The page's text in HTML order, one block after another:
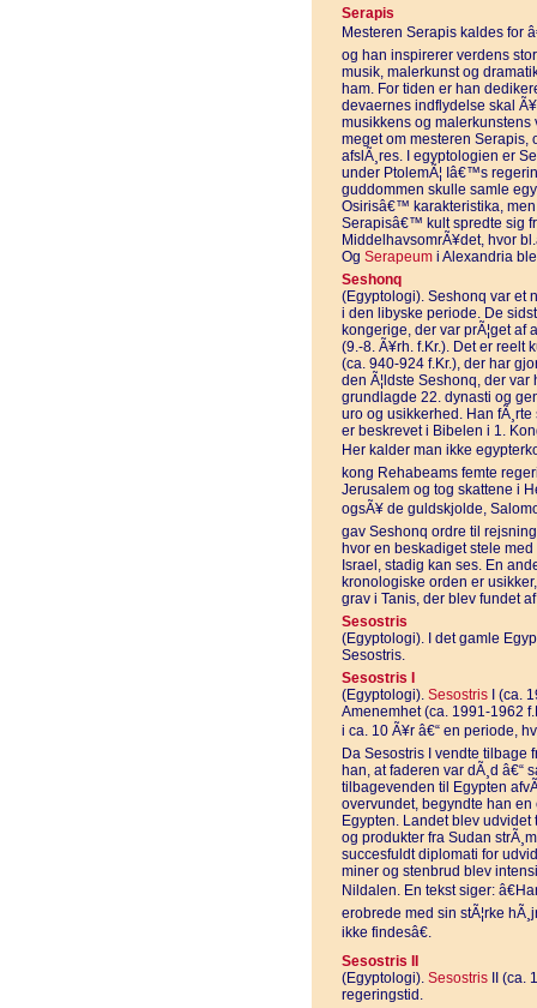
Serapis
Mesteren Serapis kaldes for
og han inspirerer verdens
musik, malerkunst og
ham. For tiden er han
devaernes indflydelse skal
musikkens og
meget om mesteren Serapis,
afslÃ¸res. I egyptologien er
under PtolemÃ¦ Iâ€™s
guddommen skulle samle
Osirisâ€™ karakteristika, men
Serapisâ€™ kult spredte sig
MiddelhavsomrÃ¥det, hvor
Og Serapeum i Alexandria
Seshonq
(Egyptologi). Seshonq var et
i den libyske periode. De
kongerige, der var prÃ¦get af
(9.-8. Ã¥rh. f.Kr.). Det er reelt
(ca. 940-924 f.Kr.), der har
den Ã¦ldste Seshonq, der
grundlagde 22. dynasti og
uro og usikkerhed. Han
er beskrevet i Bibelen i 1.
Her kalder man ikke
kong Rehabeams femte
Jerusalem og tog skattene i
ogsÃ¥ de guldskjolde,
gav Seshonq ordre til
hvor en beskadiget stele
Israel, stadig kan ses. En
kronologiske orden er
grav i Tanis, der blev fundet
Sesostris
(Egyptologi). I det gamle
Sesostris.
Sesostris I
(Egyptologi). Sesostris I (ca.
Amenemhet (ca. 1991-1962
i ca. 10 Ã¥r â€“ en periode,
Da Sesostris I vendte tilbage
han, at faderen var dÃ¸d â€“
tilbagevenden til Egypten
overvundet, begyndte han
Egypten. Landet blev
og produkter fra Sudan
succesfuldt diplomati for
miner og stenbrud blev
Nildalen. En tekst siger:
erobrede med sin stÃ¦rke
ikke findesâ€.
Sesostris II
(Egyptologi). Sesostris II (ca.
regeringstid.